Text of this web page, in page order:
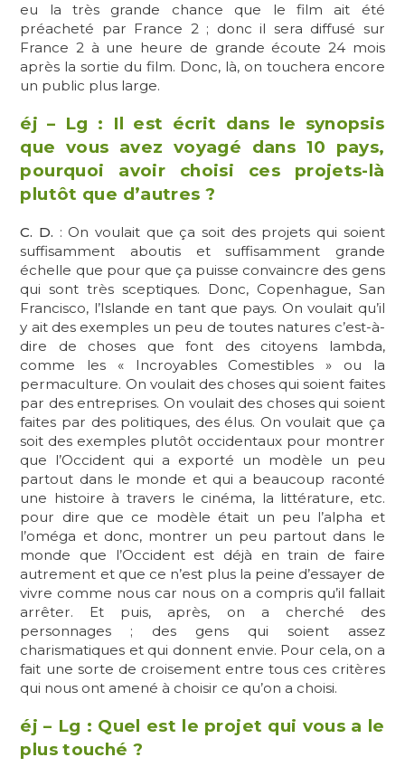
eu la très grande chance que le film ait été
préacheté par France 2 ; donc il sera diffusé sur
France 2 à une heure de grande écoute 24 mois
après la sortie du film. Donc, là, on touchera encore
un public plus large.
éj – Lg : Il est écrit dans le synopsis
que vous avez voyagé dans 10 pays,
pourquoi avoir choisi ces projets-là
plutôt que d’autres ?
C. D. : On voulait que ça soit des projets qui soient
suffisamment aboutis et suffisamment grande
échelle que pour que ça puisse convaincre des gens
qui sont très sceptiques. Donc, Copenhague, San
Francisco, l’Islande en tant que pays. On voulait qu’il
y ait des exemples un peu de toutes natures c’est-à-
dire de choses que font des citoyens lambda,
comme les « Incroyables Comestibles » ou la
permaculture. On voulait des choses qui soient faites
par des entreprises. On voulait des choses qui soient
faites par des politiques, des élus. On voulait que ça
soit des exemples plutôt occidentaux pour montrer
que l’Occident qui a exporté un modèle un peu
partout dans le monde et qui a beaucoup raconté
une histoire à travers le cinéma, la littérature, etc.
pour dire que ce modèle était un peu l’alpha et
l’oméga et donc, montrer un peu partout dans le
monde que l’Occident est déjà en train de faire
autrement et que ce n’est plus la peine d’essayer de
vivre comme nous car nous on a compris qu’il fallait
arrêter. Et puis, après, on a cherché des
personnages ; des gens qui soient assez
charismatiques et qui donnent envie. Pour cela, on a
fait une sorte de croisement entre tous ces critères
qui nous ont amené à choisir ce qu’on a choisi.
éj – Lg : Quel est le projet qui vous a le
plus touché ?